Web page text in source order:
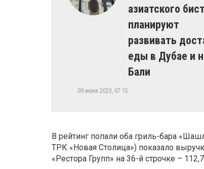
азиатского
планируют
развивать
еды в Дубае и
Бали
09 июня 2023, 07:15
В рейтинг попали оба гриль-бара
ТРК «Новая Столица») показало
«Рестора Групп» на 36-й строчке –